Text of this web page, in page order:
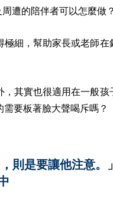
遭的陪伴者可以怎麼做？
細，幫助家長或老師在
其實也很適用在一般
要板著臉大聲喝斥嗎？
則是要讓他注意。